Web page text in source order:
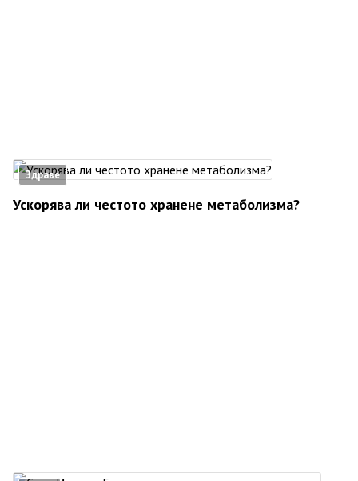
Здраве
Ускорява ли честото хранене метаболизма?